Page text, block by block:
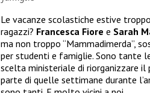
Le vacanze scolastiche estive
ragazzi? Francesca Fiore e Sarah
ma non troppo “Mammadimerda”,
per studenti e famiglie. Sono tante
scelta ministeriale di riorganizzare il
parte di quelle settimane durante